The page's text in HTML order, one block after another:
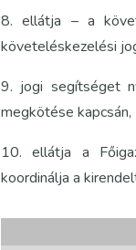
8. ellátja – a
követeléskezelési
9. jogi segítséget
megkötése kapcsán,
10. ellátja a
koordinálja a